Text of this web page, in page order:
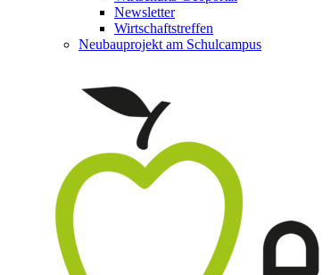
Newsletter
Wirtschaftstreffen
Neubauprojekt am Schulcampus